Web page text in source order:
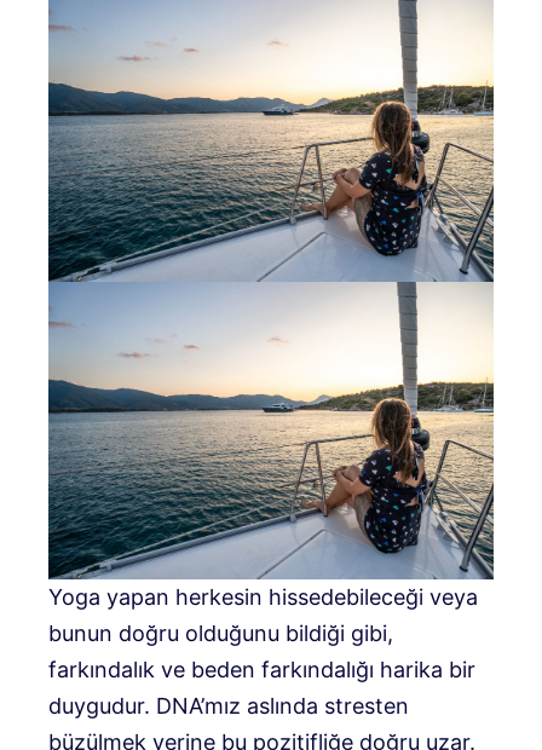
Yoga yapan herkesin hissedebileceği veya
bunun doğru olduğunu bildiği gibi,
farkındalık ve beden farkındalığı harika bir
duygudur. DNA’mız aslında stresten
büzülmek yerine bu pozitifliğe doğru uzar.